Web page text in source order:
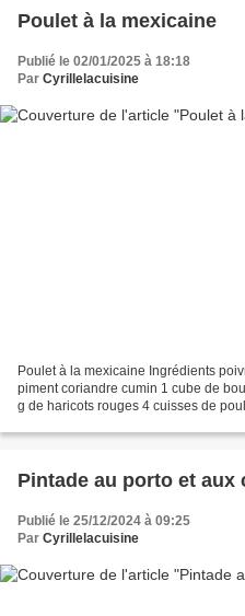
Poulet à la mexicaine
Publié le 02/01/2025 à 18:18
Par Cyrillelacuisine
Poulet à la mexicaine Ingrédients
piment coriandre cumin 1 cube de
g de haricots rouges 4 cuisses de
Pintade au porto et aux
Publié le 25/12/2024 à 09:25
Par Cyrillelacuisine